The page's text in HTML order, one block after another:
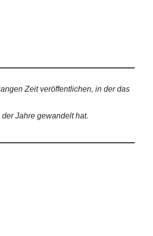
Zeit veröffentlichen, in der das
Jahre gewandelt hat.